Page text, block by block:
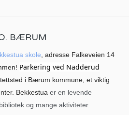
BÆRUM
skole , adresse Falkeveien 14
Parkering ved Nadderud
i Bærum kommune, et viktig
Bekkestua er en levende
og mange aktiviteter.